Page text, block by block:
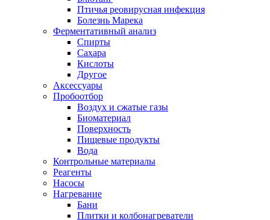
Птичья реовирусная инфекция
Болезнь Марека
Ферментативный анализ
Спирты
Сахара
Кислоты
Другое
Аксессуары
Пробоотбор
Воздух и сжатые газы
Биоматериал
Поверхность
Пищевые продукты
Вода
Контрольные материалы
Реагенты
Насосы
Нагревание
Бани
Плитки и колбонагреватели